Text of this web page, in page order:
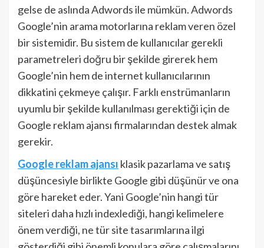
gelse de aslında Adwords ile mümkün. Adwords
Google’nin arama motorlarına reklam veren özel
bir sistemidir. Bu sistem de kullanıcılar gerekli
parametreleri doğru bir şekilde girerek hem
Google’nin hem de internet kullanıcılarının
dikkatini çekmeye çalışır. Farklı enstrümanların
uyumlu bir şekilde kullanılması gerektiği için de
Google reklam ajansı firmalarından destek almak
gerekir.
Google reklam ajansı klasik pazarlama ve satış
düşüncesiyle birlikte Google gibi düşünür ve ona
göre hareket eder. Yani Google’nin hangi tür
siteleri daha hızlı indexlediği, hangi kelimelere
önem verdiği, ne tür site tasarımlarına ilgi